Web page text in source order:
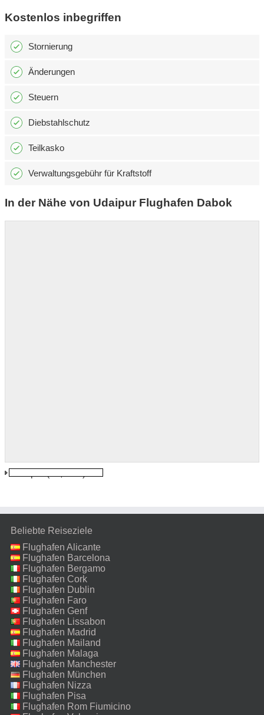
Kostenlos inbegriffen
Stornierung
Änderungen
Steuern
Diebstahlschutz
Teilkasko
Verwaltungsgebühr für Kraftstoff
In der Nähe von Udaipur Flughafen Dabok
Beliebte Reiseziele
Flughafen Alicante
Flughafen Barcelona
Flughafen Bergamo
Flughafen Cork
Flughafen Dublin
Flughafen Faro
Flughafen Genf
Flughafen Lissabon
Flughafen Madrid
Flughafen Mailand
Malpensa
Flughafen Malaga
Flughafen Manchester
Flughafen München
Flughafen Nizza
Flughafen Pisa
Flughafen Rom Fiumicino